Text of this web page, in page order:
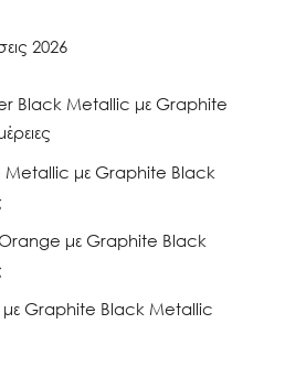
2026
Black Metallic με Graphite
με Graphite Black
με Graphite Black
Graphite Black Metallic